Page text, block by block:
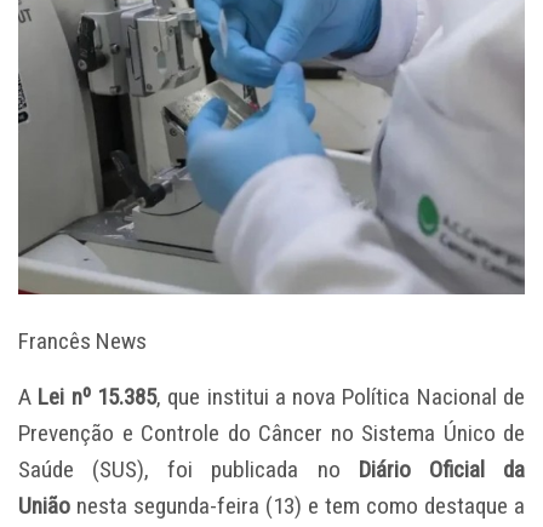
Francês News
A Lei nº 15.385, que institui a nova Política Nacional de
Prevenção e Controle do Câncer no Sistema Único de
Saúde (SUS), foi publicada no Diário Oficial da
União nesta segunda-feira (13) e tem como destaque a